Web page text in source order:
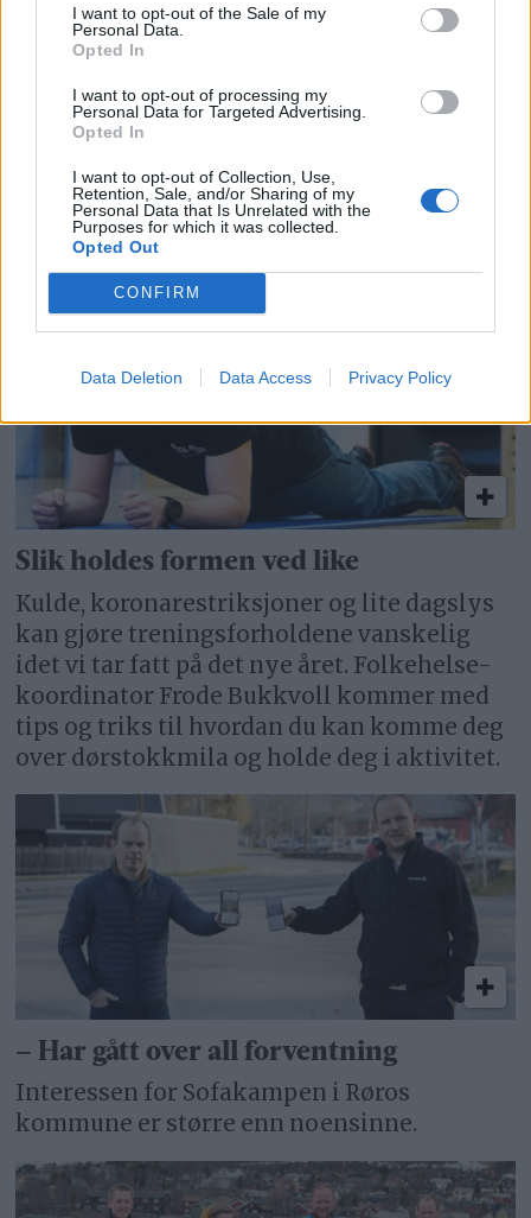
I want to opt-out of the Sale of my
Personal Data.
Opted In
I want to opt-out of processing my
Personal Data for Targeted Advertising.
Opted In
I want to opt-out of Collection, Use,
Retention, Sale, and/or Sharing of my
Personal Data that Is Unrelated with the
Purposes for which it was collected.
Opted Out
CONFIRM
Data Deletion Data Access Privacy Policy
Snart kan du låne alt fra ski og pulk til
hockeykølle og puck gratis på Røros
Slik holdes formen ved like
Kulde, koronarestriksjoner og lite dagslys
kan gjøre treningsforholdene vanskelig
idet vi tar fatt på det nye året. Folkehelse-
koordinator Frode Bukkvoll kommer med
tips og triks til hvordan du kan komme deg
over dørstokkmila og holde deg i aktivitet.
– Har gått over all forventning
Interessen for Sofakampen i Røros
kommune er større enn noensinne.